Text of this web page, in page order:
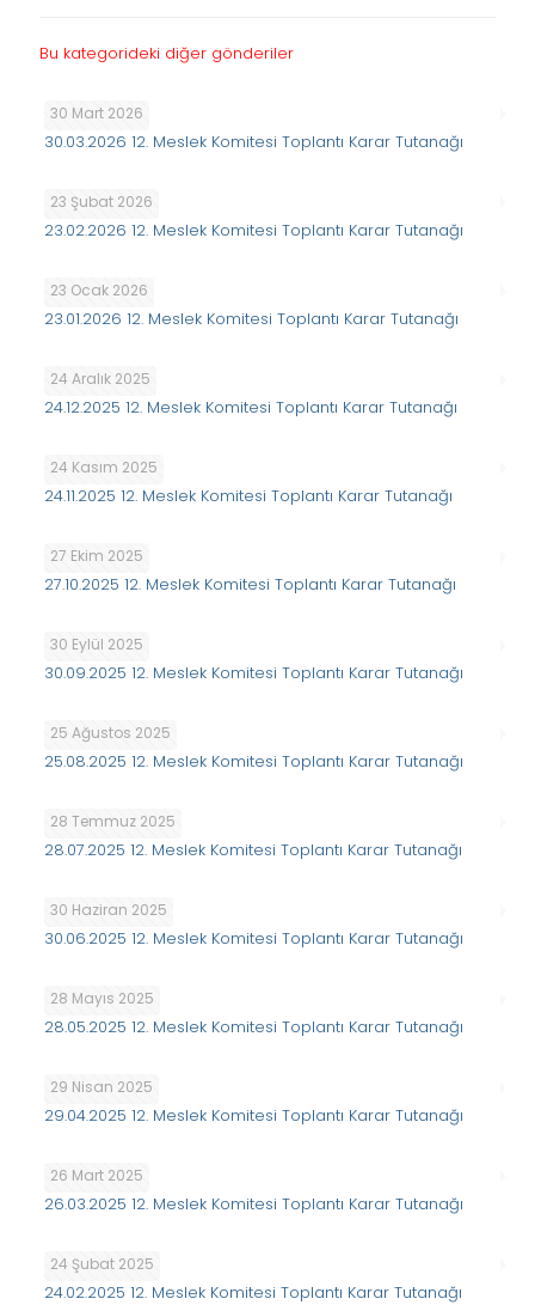
Bu kategorideki diğer gönderiler
30 Mart 2026
30.03.2026 12. Meslek Komitesi Toplantı Karar Tutanağı
23 Şubat 2026
23.02.2026 12. Meslek Komitesi Toplantı Karar Tutanağı
23 Ocak 2026
23.01.2026 12. Meslek Komitesi Toplantı Karar Tutanağı
24 Aralık 2025
24.12.2025 12. Meslek Komitesi Toplantı Karar Tutanağı
24 Kasım 2025
24.11.2025 12. Meslek Komitesi Toplantı Karar Tutanağı
27 Ekim 2025
27.10.2025 12. Meslek Komitesi Toplantı Karar Tutanağı
30 Eylül 2025
30.09.2025 12. Meslek Komitesi Toplantı Karar Tutanağı
25 Ağustos 2025
25.08.2025 12. Meslek Komitesi Toplantı Karar Tutanağı
28 Temmuz 2025
28.07.2025 12. Meslek Komitesi Toplantı Karar Tutanağı
30 Haziran 2025
30.06.2025 12. Meslek Komitesi Toplantı Karar Tutanağı
28 Mayıs 2025
28.05.2025 12. Meslek Komitesi Toplantı Karar Tutanağı
29 Nisan 2025
29.04.2025 12. Meslek Komitesi Toplantı Karar Tutanağı
26 Mart 2025
26.03.2025 12. Meslek Komitesi Toplantı Karar Tutanağı
24 Şubat 2025
24.02.2025 12. Meslek Komitesi Toplantı Karar Tutanağı